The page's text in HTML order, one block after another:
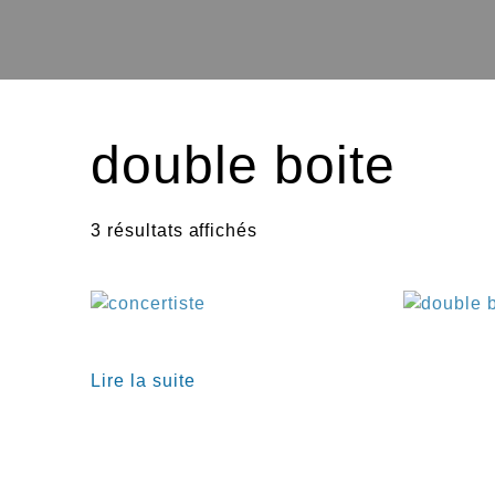
double boite
3 résultats affichés
Lire la suite